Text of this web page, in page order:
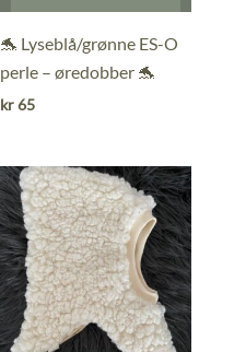
🐬 Lyseblå/grønne ES-O
perle – øredobber 🐬
kr65